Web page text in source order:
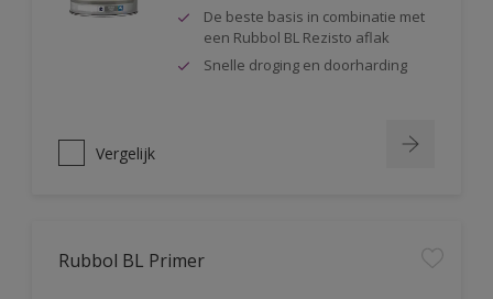
De beste basis in combinatie met
een Rubbol BL Rezisto aflak
Snelle droging en doorharding
Vergelijk
Rubbol BL Primer